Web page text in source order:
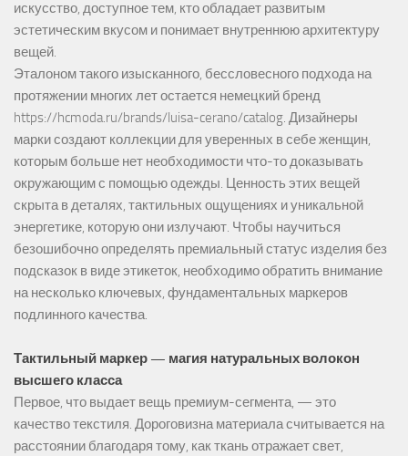
искусство, доступное тем, кто обладает развитым
эстетическим вкусом и понимает внутреннюю архитектуру
вещей.
Эталоном такого изысканного, бессловесного подхода на
протяжении многих лет остается немецкий бренд
https://hcmoda.ru/brands/luisa-cerano/catalog. Дизайнеры
марки создают коллекции для уверенных в себе женщин,
которым больше нет необходимости что-то доказывать
окружающим с помощью одежды. Ценность этих вещей
скрыта в деталях, тактильных ощущениях и уникальной
энергетике, которую они излучают. Чтобы научиться
безошибочно определять премиальный статус изделия без
подсказок в виде этикеток, необходимо обратить внимание
на несколько ключевых, фундаментальных маркеров
подлинного качества.
Тактильный маркер — магия натуральных волокон
высшего класса
Первое, что выдает вещь премиум-сегмента, — это
качество текстиля. Дороговизна материала считывается на
расстоянии благодаря тому, как ткань отражает свет,